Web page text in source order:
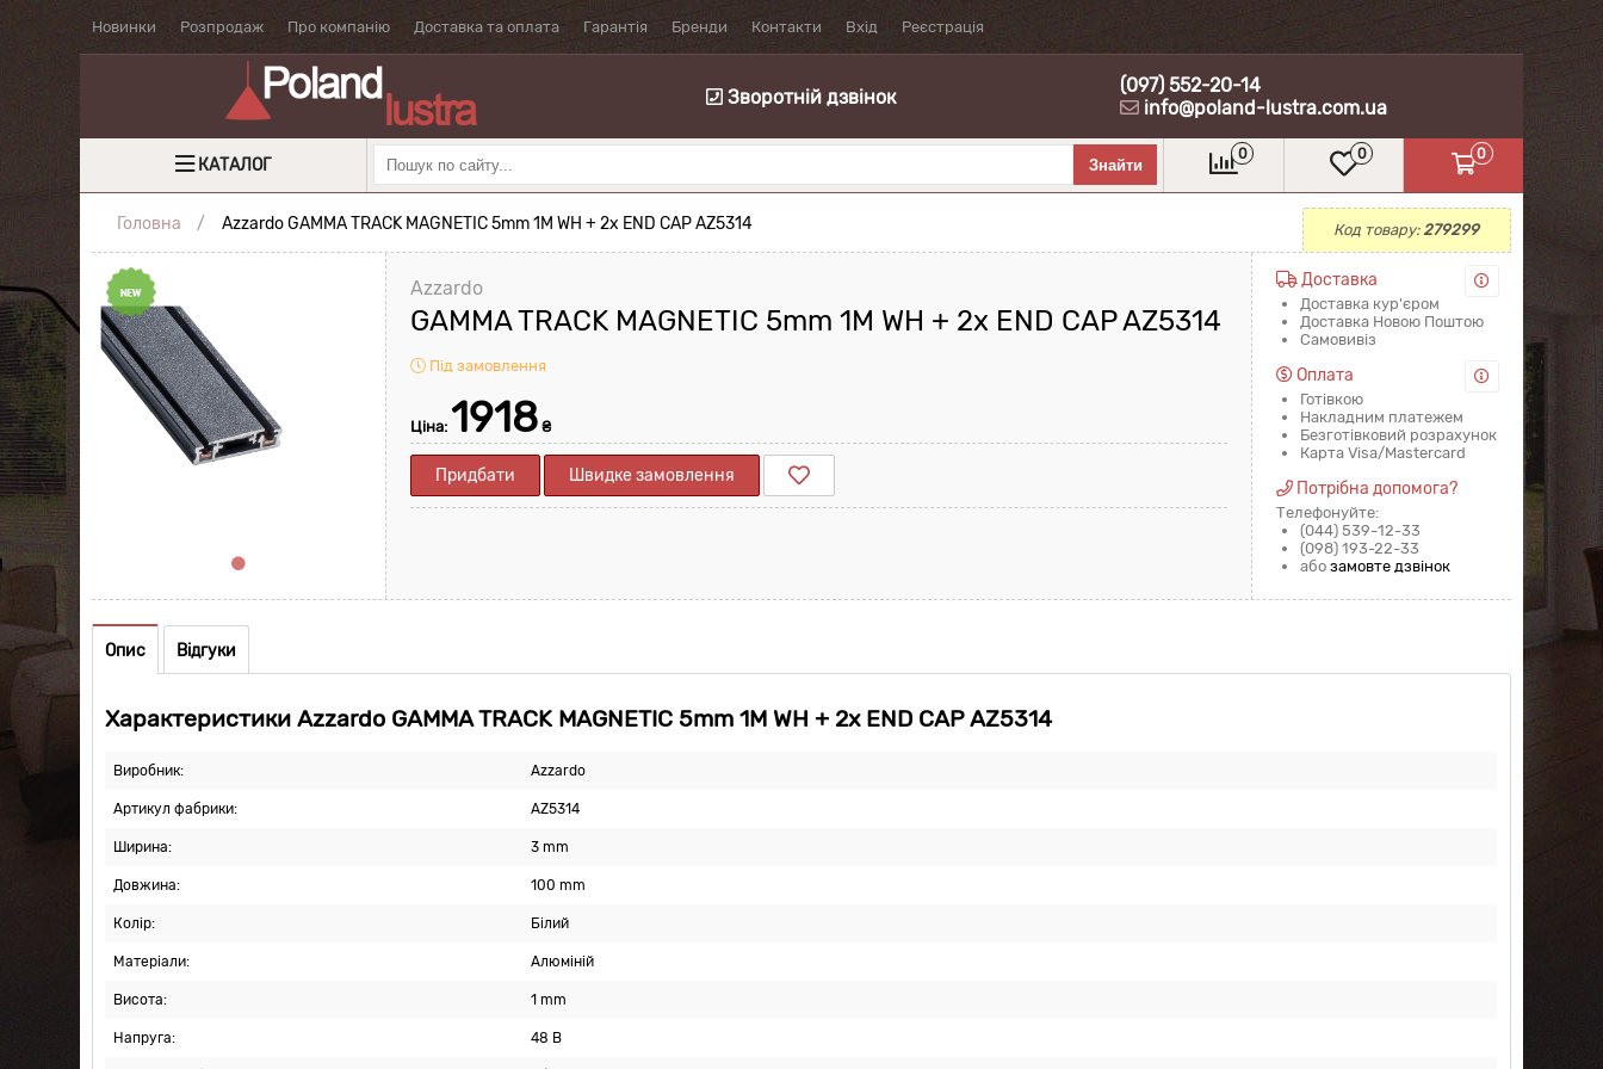
Новинки Розпродаж Про компанію Доставка та оплата Гарантія Бренди Контакти Вхід Реєстрація
Зворотній дзвінок
(097) 552-20-14
info@poland-lustra.com.ua
КАТАЛОГ
0 0 0
Головна Azzardo GAMMA TRACK MAGNETIC 5mm 1M WH + 2x END CAP AZ5314 Код товару:279299
Azzardo
GAMMA TRACK MAGNETIC 5mm 1M WH + 2x END CAP AZ5314
Під замовлення
Ціна: 1918 ₴
Придбати Швидке замовлення
Доставка
Доставка кур'єром
Доставка Новою Поштою
Самовивіз
Оплата
Готівкою
Накладним платежем
Безготівковий розрахунок
Карта Visa/Mastercard
Потрібна допомога?
Телефонуйте:
(044) 539-12-33
(098) 193-22-33
абозамовте дзвінок
Опис Відгуки
Характеристики Azzardo GAMMA TRACK MAGNETIC 5mm 1M WH + 2x END CAP AZ5314
Виробник: Azzardo
Артикул фабрики: AZ5314
Ширина: 3 mm
Довжина: 100 mm
Колір: Білий
Матеріали: Алюміній
Висота: 1 mm
Напруга: 48 В